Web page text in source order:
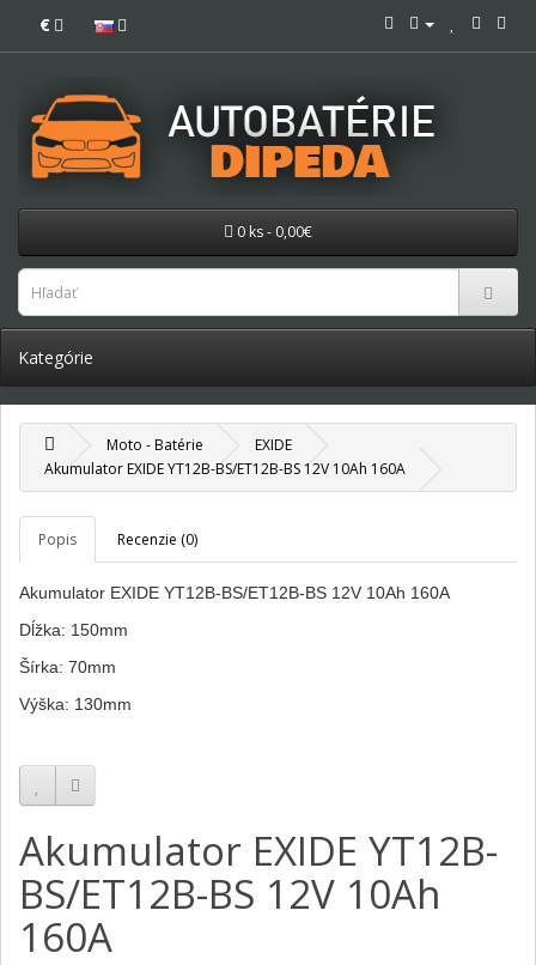
€
0 ks - 0,00€
Kategórie
Moto - Batérie
EXIDE
Akumulator EXIDE YT12B-BS/ET12B-BS 12V 10Ah 160A
Popis Recenzie (0)
Akumulator EXIDE YT12B-BS/ET12B-BS 12V 10Ah 160A
Dĺžka: 150mm
Šírka: 70mm
Výška: 130mm
Akumulator EXIDE YT12B-
BS/ET12B-BS 12V 10Ah
160A